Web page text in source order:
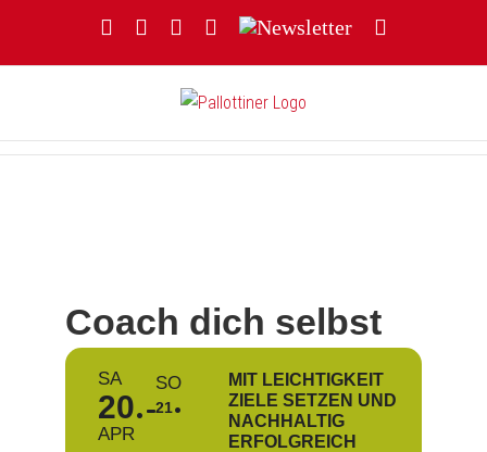
FacebookYouTubeInstagram
Threads
Newsletter
Coach dich selbst
SA
20
APR
SO
21
MIT LEICHTIGKEIT
ZIELE SETZEN UND
NACHHALTIG
ERFOLGREICH